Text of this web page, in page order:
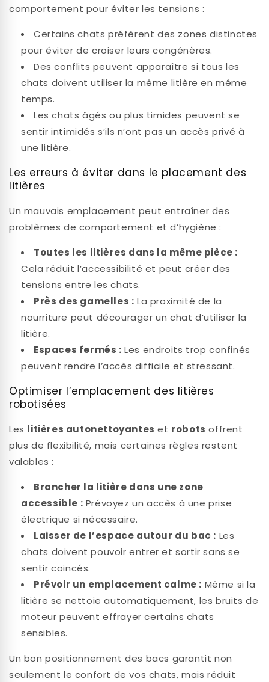
comportement pour éviter les tensions :
Certains chats préfèrent des zones distinctes
pour éviter de croiser leurs congénères.
Des conflits peuvent apparaître si tous les
chats doivent utiliser la même litière en même
temps.
Les chats âgés ou plus timides peuvent se
sentir intimidés s’ils n’ont pas un accès privé à
une litière.
Les erreurs à éviter dans le placement des
litières
Un mauvais emplacement peut entraîner des
problèmes de comportement et d’hygiène :
Toutes les litières dans la même pièce :
Cela réduit l’accessibilité et peut créer des
tensions entre les chats.
Près des gamelles : La proximité de la
nourriture peut décourager un chat d’utiliser la
litière.
Espaces fermés : Les endroits trop confinés
peuvent rendre l’accès difficile et stressant.
Optimiser l’emplacement des litières
robotisées
Les litières autonettoyantes et robots offrent
plus de flexibilité, mais certaines règles restent
valables :
Brancher la litière dans une zone
accessible : Prévoyez un accès à une prise
électrique si nécessaire.
Laisser de l’espace autour du bac : Les
chats doivent pouvoir entrer et sortir sans se
sentir coincés.
Prévoir un emplacement calme : Même si la
litière se nettoie automatiquement, les bruits de
moteur peuvent effrayer certains chats
sensibles.
Un bon positionnement des bacs garantit non
seulement le confort de vos chats, mais réduit